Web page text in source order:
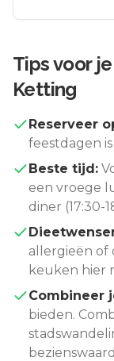
Tips voor
Ketting
Reserveer
feestdagen
Beste tijd:
een vroege
diner (17:30-
allergieën of
keuken hier
Combineer
bieden.